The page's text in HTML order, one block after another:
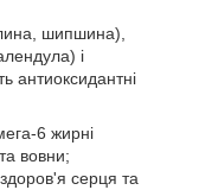
шипшина),
і
антиоксидантні
6 жирні
вовни;
серця та